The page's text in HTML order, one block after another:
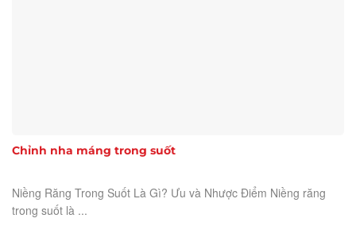
Chỉnh nha máng trong suốt
Niềng Răng Trong Suốt Là Gì? Ưu và Nhược Điểm Niềng răng
trong suốt là ...